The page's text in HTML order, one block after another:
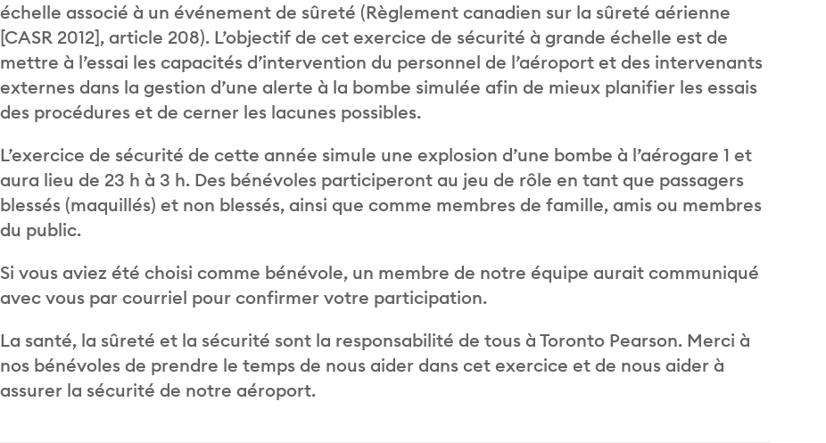
échelle associé à un événement de sûreté (Règlement canadien sur la sûreté aérienne
[CASR 2012], article 208). L’objectif de cet exercice de sécurité à grande échelle est de
mettre à l’essai les capacités d’intervention du personnel de l’aéroport et des intervenants
externes dans la gestion d’une alerte à la bombe simulée afin de mieux planifier les essais
des procédures et de cerner les lacunes possibles.
L’exercice de sécurité de cette année simule une explosion d’une bombe à l’aérogare 1 et
aura lieu de 23 h à 3 h. Des bénévoles participeront au jeu de rôle en tant que passagers
blessés (maquillés) et non blessés, ainsi que comme membres de famille, amis ou membres
du public.
Si vous aviez été choisi comme bénévole, un membre de notre équipe aurait communiqué
avec vous par courriel pour confirmer votre participation.
La santé, la sûreté et la sécurité sont la responsabilité de tous à Toronto Pearson. Merci à
nos bénévoles de prendre le temps de nous aider dans cet exercice et de nous aider à
assurer la sécurité de notre aéroport.